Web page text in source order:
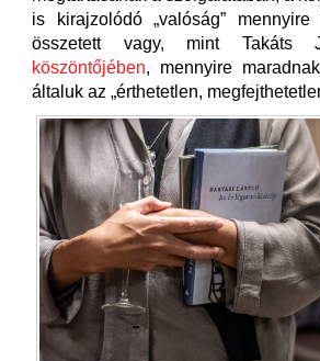
is kirajzolódó „valóság”
összetett vagy, mint Takáts
köszöntőjében, mennyire
általuk az „érthetetlen,